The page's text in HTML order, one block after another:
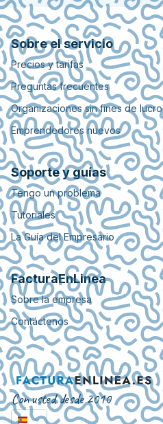
Sobre el servicio
Precios y tarifas
Preguntas frecuentes
Organizaciones sin fines de lucro
Emprendedores nuevos
Soporte y guías
Tengo un problema
Tutoriales
La Guía del Empresario
FacturaEnLinea
Sobre la empresa
Contáctenos
Con usted desde 2010